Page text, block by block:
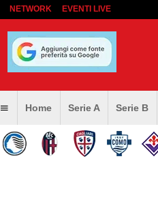
NETWORK EVENTI LIVE
Home Serie A Serie B